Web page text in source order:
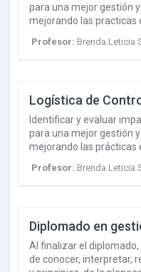
para una mejor gestión
mejorando las practicas
Profesor: Brenda Leticia
Identificar y evaluar
para una mejor gestión
mejorando las prácticas
Profesor: Brenda Leticia
Diplomado en
Al finalizar el
de conocer, interpretar,